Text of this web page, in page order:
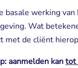
basale werking
Wat
met de cliënt
aanmelden kantot